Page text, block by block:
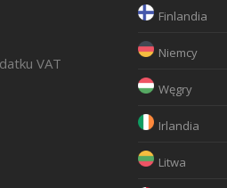
VAT
Finlandia
Niemcy
Węgry
Irlandia
Litwa